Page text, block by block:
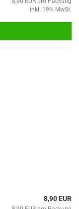
inkl. 19% MwSt.
8,90 EUR